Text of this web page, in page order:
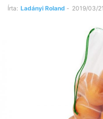
Írta: Ladányi Roland - 2019/03/21